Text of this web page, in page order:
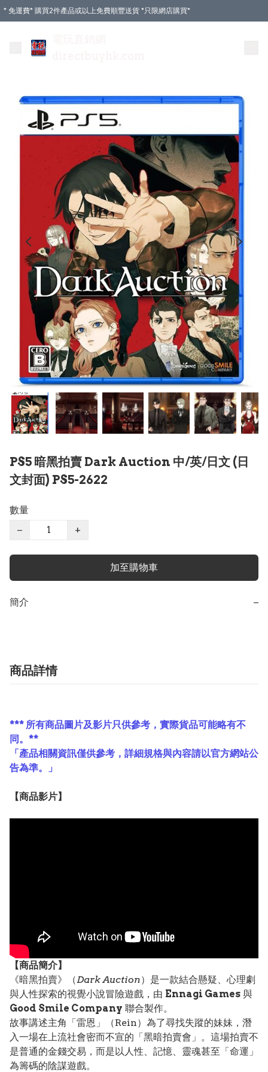
* 免運費* 購買2件產品或以上免費順豐送貨 *只限網店購買*
PS5 暗黑拍賣 Dark Auction 中/英/日文 (日
文封面) PS5-2622
數量
−
+
加至購物車
簡介 −
商品詳情
*** 所有商品圖片及影片只供參考，實際貨品可能略有不
同。**
「產品相關資訊僅供參考，詳細規格與內容請以官方網站公
告為準。」
【商品影片】
【商品簡介】
《暗黑拍賣》（Dark Auction）是一款結合懸疑、心理劇
與人性探索的視覺小說冒險遊戲，由 Ennagi Games 與
Good Smile Company 聯合製作。
故事講述主角「雷恩」（Rein）為了尋找失蹤的妹妹，潛
入一場在上流社會密而不宣的「黑暗拍賣會」。這場拍賣不
是普通的金錢交易，而是以人性、記憶、靈魂甚至「命運」
為籌碼的陰謀遊戲。